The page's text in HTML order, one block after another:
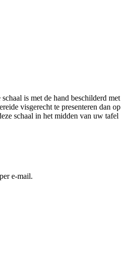
is met de hand beschilderd met
visgerecht te presenteren dan op
schaal in het midden van uw tafel
e-mail.